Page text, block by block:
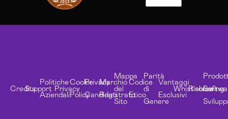
CreditsSupport
Politiche
Aziendali
Privacy
Cookie
Policy
Privacy
Candidati
Marchio
Registrato
Mappa
del
Sito
Codice
Etico
Parità
di
Genere
Vantaggi
Esclusivi
Whistleblowing
Risorse